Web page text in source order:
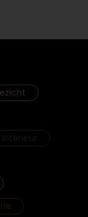
Interieur